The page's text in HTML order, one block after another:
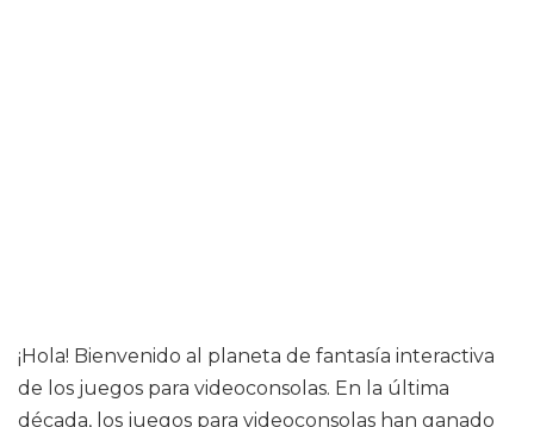
¡Hola! Bienvenido al planeta de fantasía interactiva
de los juegos para videoconsolas. En la última
década, los juegos para videoconsolas han ganado